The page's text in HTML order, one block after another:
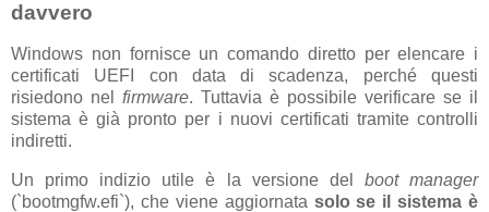
davvero
Windows non fornisce un comando diretto per elencare i
certificati UEFI con data di scadenza, perché questi
risiedono nel firmware. Tuttavia è possibile verificare se il
sistema è già pronto per i nuovi certificati tramite controlli
indiretti.
Un primo indizio utile è la versione del boot manager
(`bootmgfw.efi`), che viene aggiornata solo se il sistema è